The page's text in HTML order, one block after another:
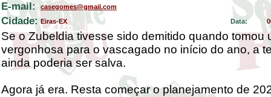
E-mail: casegomes@gmail.com
Cidade: Eiras-EX Data:
Se o Zubeldia tivesse sido demitido quando tomou
vergonhosa para o vascagado no início do ano, a
ainda poderia ser salva.
Agora já era. Resta começar o planejamento de